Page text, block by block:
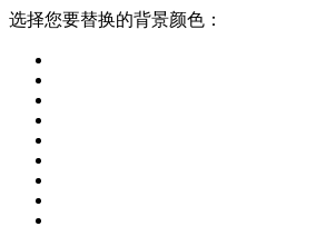
选择您要替换的背景颜色：